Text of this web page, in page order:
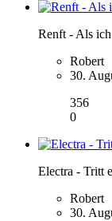
Renft - Als
Robert
30.
356
0
Electra - Tritt
Robert
30.